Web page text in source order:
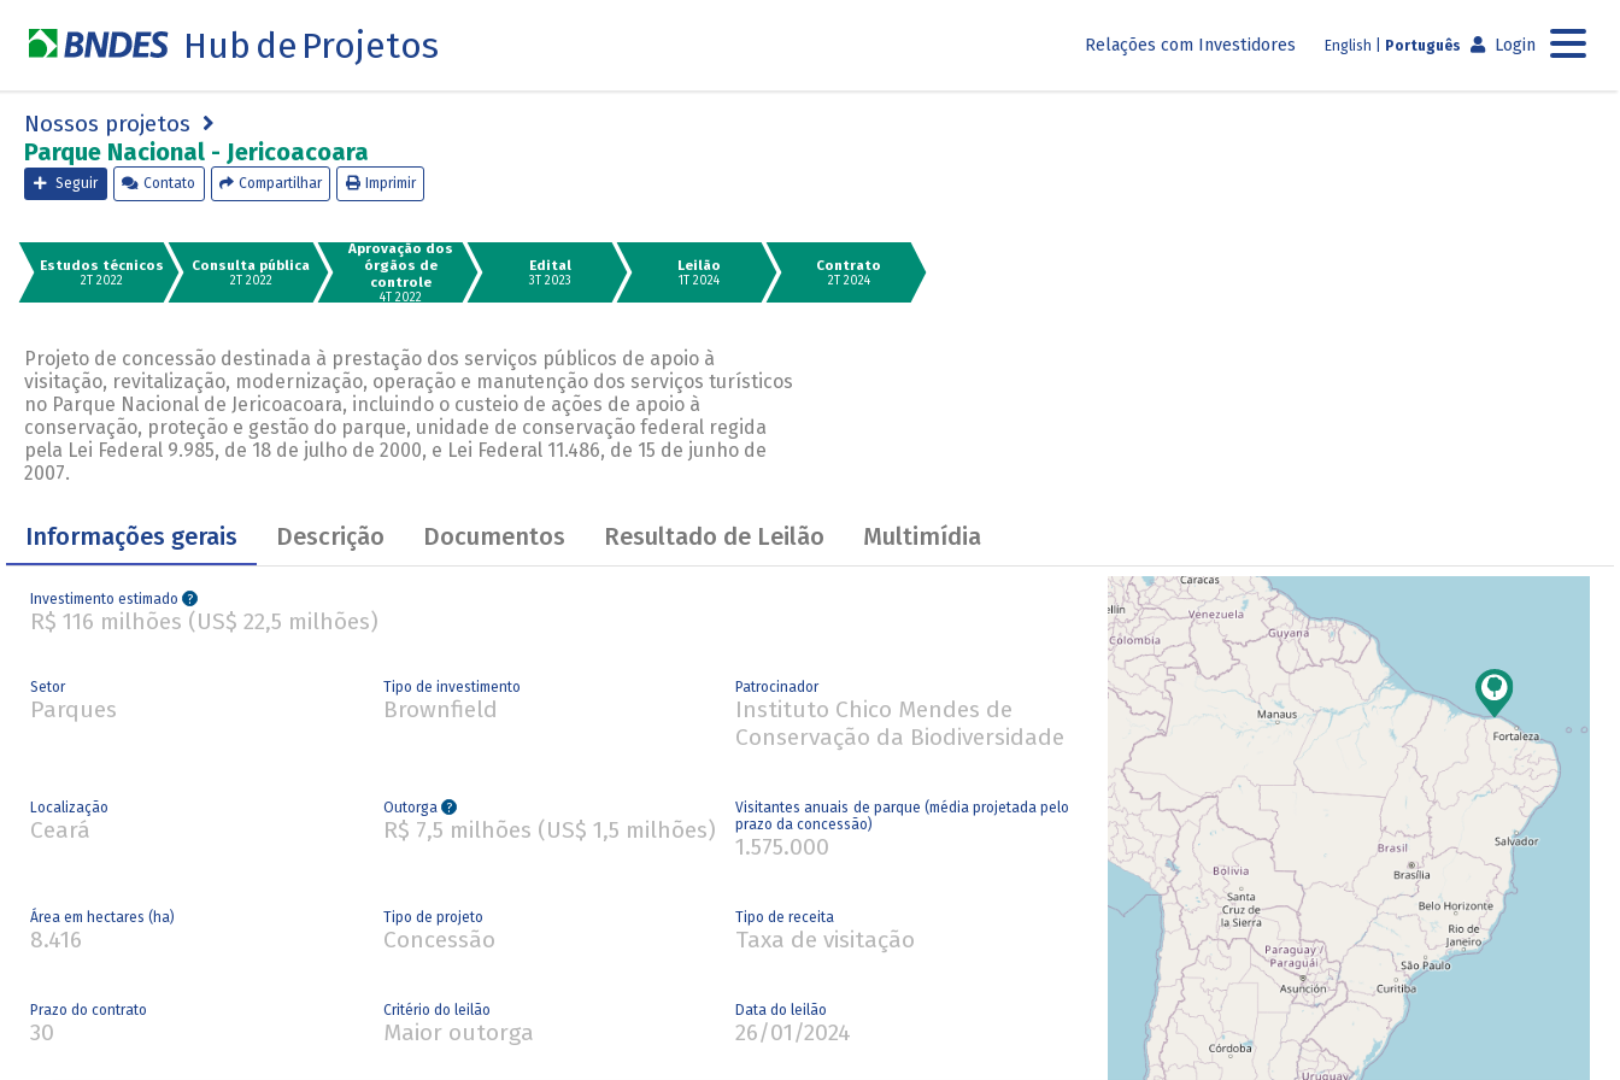
Hub de Projetos Relações com Investidores English Português Login
Nossos projetos
Parque Nacional - Jericoacoara
Seguir Contato Compartilhar Imprimir
Estudos técnicos
2T 2022
Consulta pública
2T 2022
Aprovação dos
órgãos de
controle
4T 2022
Edital
3T 2023
Leilão
1T 2024
Contrato
2T 2024
Projeto de concessão destinada à prestação dos serviços públicos de apoio à
visitação, revitalização, modernização, operação e manutenção dos serviços turísticos
no Parque Nacional de Jericoacoara, incluindo o custeio de ações de apoio à
conservação, proteção e gestão do parque, unidade de conservação federal regida
pela Lei Federal 9.985, de 18 de julho de 2000, e Lei Federal 11.486, de 15 de junho de
2007.
Informações gerais Descrição Documentos Resultado de Leilão Multimídia
Investimento estimado ?
R$ 116 milhões (US$ 22,5 milhões)
Setor
Parques
Tipo de investimento
Brownfield
Patrocinador
Instituto Chico Mendes de
Conservação da Biodiversidade
Localização
Ceará
Outorga ?
R$ 7,5 milhões (US$ 1,5 milhões)
Visitantes anuais de parque (média projetada pelo
prazo da concessão)
1.575.000
Área em hectares (ha)
8.416
Tipo de projeto
Concessão
Tipo de receita
Taxa de visitação
Prazo do contrato
30
Critério do leilão
Maior outorga
Data do leilão
26/01/2024
×
×